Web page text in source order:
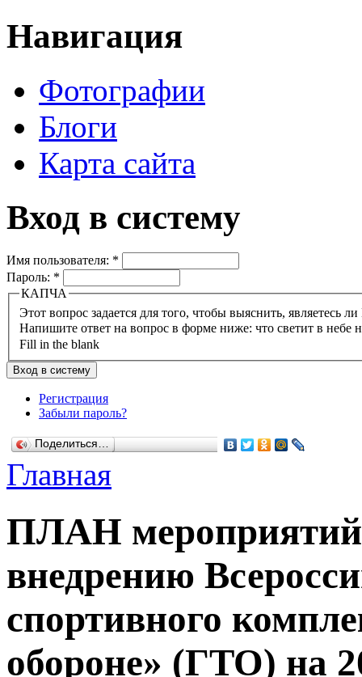
Навигация
Фотографии
Блоги
Карта сайта
Вход в систему
Имя пользователя: *
Пароль: *
КАПЧА
Напишите ответ на вопрос в форме ниже: что светит в небе
Fill in the blank
Регистрация
Забыли пароль?
Поделиться…
Главная
ПЛАН мероприятий
внедрению
спортивного
обороне» (ГТО) на